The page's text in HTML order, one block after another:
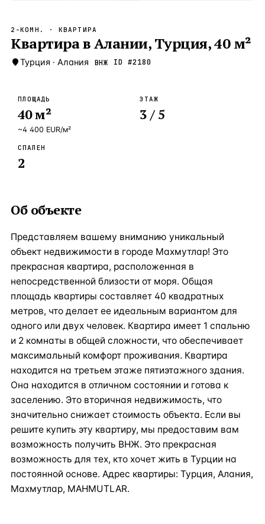
Новороссийск — Локация Россия · 2
Стамбул —Локация
ЧАСТО ИЩУТ
Турция Россия
2-КОМН. · КВАРТИРА
Квартира в Алании, Турция, 40 м²
Турция · Алания ВНЖ ID #2180
ПЛОЩАДЬ
40м²
~4 400 EUR/м²
ЭТАЖ
3/ 5
СПАЛЕН
2
Об объекте
Представляем вашему вниманию уникальный
объект недвижимости в городе Махмутлар! Это
прекрасная квартира, расположенная в
непосредственной близости от моря. Общая
площадь квартиры составляет 40 квадратных
метров, что делает ее идеальным вариантом для
одного или двух человек. Квартира имеет 1 спальню
и 2 комнаты в общей сложности, что обеспечивает
максимальный комфорт проживания. Квартира
находится на третьем этаже пятиэтажного здания.
Она находится в отличном состоянии и готова к
заселению. Это вторичная недвижимость, что
значительно снижает стоимость объекта. Если вы
решите купить эту квартиру, мы предоставим вам
возможность получить ВНЖ. Это прекрасная
возможность для тех, кто хочет жить в Турции на
постоянной основе. Адрес квартиры: Турция, Алания,
Махмутлар, MAHMUTLAR.